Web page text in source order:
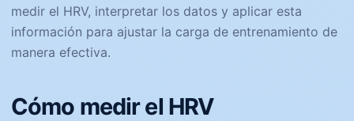
medir el HRV, interpretar los datos y aplicar esta
información para ajustar la carga de entrenamiento de
manera efectiva.
Cómo medir el HRV